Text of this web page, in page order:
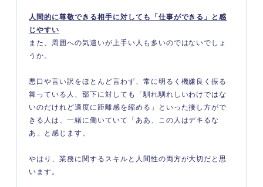
人間的に尊敬できる相手に対しても「仕事ができる」と感
じやすい
また、周囲への気遣いが上手い人も多いのではないでしょ
うか。
悪口や言い訳をほとんど言わず、常に明るく機嫌良く振る
舞っている人、部下に対しても「馴れ馴れしいわけではな
いのだけれど適度に距離感を縮める」といった接し方がで
きる人は、一緒に働いていて「ああ、この人はデキるな
あ」と感じます。
やはり、業務に関するスキルと人間性の両方が大切だと思
います。